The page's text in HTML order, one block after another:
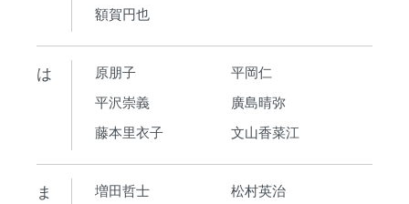
額賀円也
は 原朋子
平岡仁
平沢崇義
廣島晴弥
藤本里衣子
文山香菜江
ま 増田哲士
松村英治